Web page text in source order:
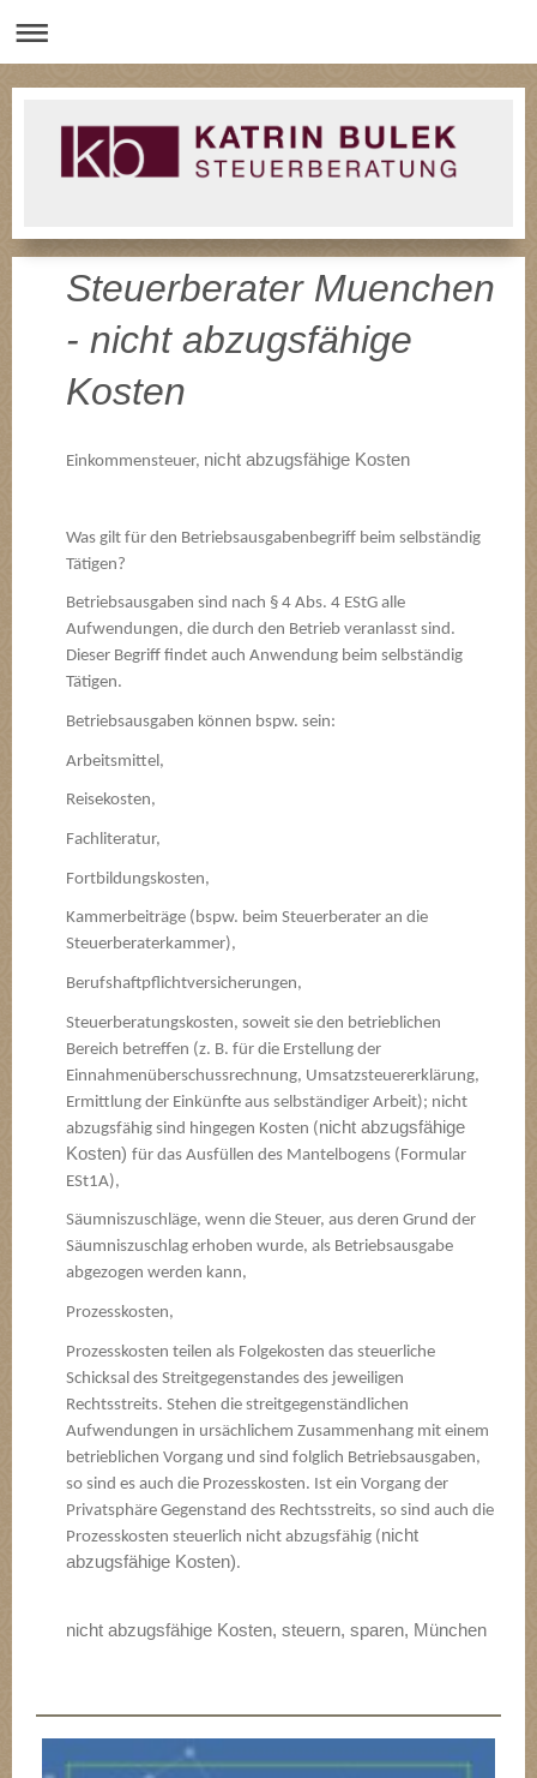
Steuerberater Muenchen
- nicht abzugsfähige
Kosten
Einkommensteuer, nicht abzugsfähige Kosten
Was gilt für den Betriebsausgabenbegriff beim selbständig
Tätigen?
Betriebsausgaben sind nach § 4 Abs. 4 EStG alle
Aufwendungen, die durch den Betrieb veranlasst sind.
Dieser Begriff findet auch Anwendung beim selbständig
Tätigen.
Betriebsausgaben können bspw. sein:
Arbeitsmittel,
Reisekosten,
Fachliteratur,
Fortbildungskosten,
Kammerbeiträge (bspw. beim Steuerberater an die
Steuerberaterkammer),
Berufshaftpflichtversicherungen,
Steuerberatungskosten, soweit sie den betrieblichen
Bereich betreffen (z. B. für die Erstellung der
Einnahmenüberschussrechnung, Umsatzsteuererklärung,
Ermittlung der Einkünfte aus selbständiger Arbeit); nicht
abzugsfähig sind hingegen Kosten (nicht abzugsfähige
Kosten) für das Ausfüllen des Mantelbogens (Formular
ESt1A),
Säumniszuschläge, wenn die Steuer, aus deren Grund der
Säumniszuschlag erhoben wurde, als Betriebsausgabe
abgezogen werden kann,
Prozesskosten,
Prozesskosten teilen als Folgekosten das steuerliche
Schicksal des Streitgegenstandes des jeweiligen
Rechtsstreits. Stehen die streitgegenständlichen
Aufwendungen in ursächlichem Zusammenhang mit einem
betrieblichen Vorgang und sind folglich Betriebsausgaben,
so sind es auch die Prozesskosten. Ist ein Vorgang der
Privatsphäre Gegenstand des Rechtsstreits, so sind auch die
Prozesskosten steuerlich nicht abzugsfähig (nicht
abzugsfähige Kosten).
nicht abzugsfähige Kosten, steuern, sparen, München